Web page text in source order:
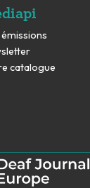
catalogue